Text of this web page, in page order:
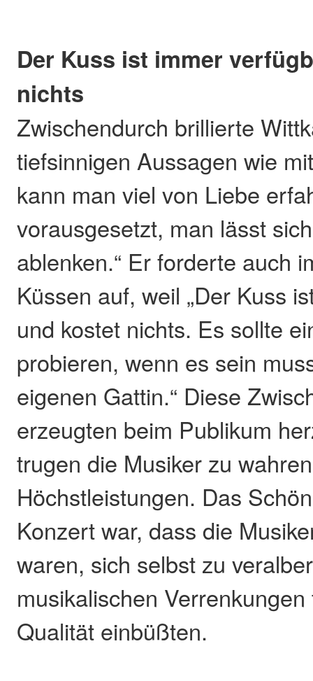
Der Kuss ist immer
nichts
Zwischendurch brillierte
tiefsinnigen Aussagen wie
kann man viel von Liebe
vorausgesetzt, man lässt
ablenken.“ Er forderte auch
Küssen auf, weil „Der Kuss
und kostet nichts. Es sollte
probieren, wenn es sein
eigenen Gattin.“ Diese
erzeugten beim Publikum
trugen die Musiker zu wahren
Höchstleistungen. Das
Konzert war, dass die
waren, sich selbst zu
musikalischen
Qualität einbüßten.